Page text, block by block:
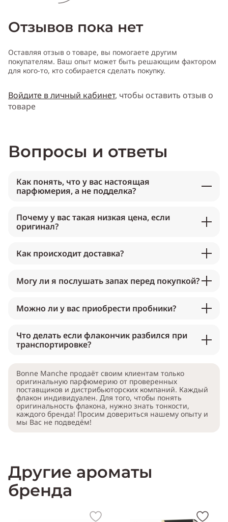
Отзывов пока нет
Оставляя отзыв о товаре, вы помогаете другим
покупателям. Ваш опыт может быть решающим фактором
для кого-то, кто собирается сделать покупку.
Войдите в личный кабинет, чтобы оставить отзыв о
товаре
Вопросы и ответы
Как понять, что у вас настоящая
парфюмерия, а не подделка?
Почему у вас такая низкая цена, если
оригинал?
Как происходит доставка?
Могу ли я послушать запах перед покупкой?
Можно ли у вас приобрести пробники?
Что делать если флакончик разбился при
транспортировке?
Bonne Manche продаёт своим клиентам только
оригинальную парфюмерию от проверенных
поставщиков и дистрибьюторских компаний. Каждый
флакон индивидуален. Для того, чтобы понять
оригинальность флакона, нужно знать тонкости,
каждого бренда! Просим довериться нашему опыту и
мы Вас не подведём!
Другие ароматы
бренда